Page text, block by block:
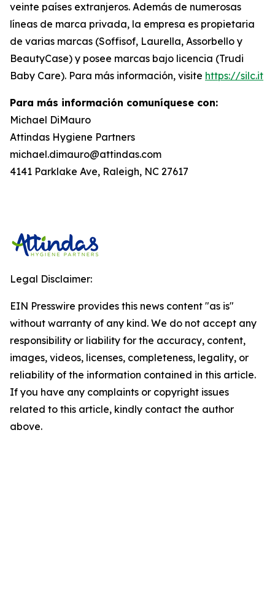
veinte países extranjeros. Además de numerosas
líneas de marca privada, la empresa es propietaria
de varias marcas (Soffisof, Laurella, Assorbello y
BeautyCase) y posee marcas bajo licencia (Trudi
Baby Care). Para más información, visite https://silc.it
Para más información comuníquese con:
Michael DiMauro
Attindas Hygiene Partners
michael.dimauro@attindas.com
4141 Parklake Ave, Raleigh, NC 27617
Legal Disclaimer:
EIN Presswire provides this news content "as is"
without warranty of any kind. We do not accept any
responsibility or liability for the accuracy, content,
images, videos, licenses, completeness, legality, or
reliability of the information contained in this article.
If you have any complaints or copyright issues
related to this article, kindly contact the author
above.